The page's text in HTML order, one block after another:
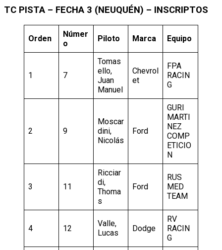
TC PISTA – FECHA 3 (NEUQUÉN) – INSCRIPTOS
Orden
Númer
o
Piloto Marca Equipo
1 7
Tomas
ello,
Juan
Manuel
Chevrol
et
FPA
RACIN
G
2 9
Moscar
dini,
Nicolás
Ford
GURI
MARTI
NEZ
COMP
ETICIO
N
3 11
Ricciar
di,
Thoma
s
Ford
RUS
MED
TEAM
4 12
Valle,
Lucas
Dodge
RV
RACIN
G